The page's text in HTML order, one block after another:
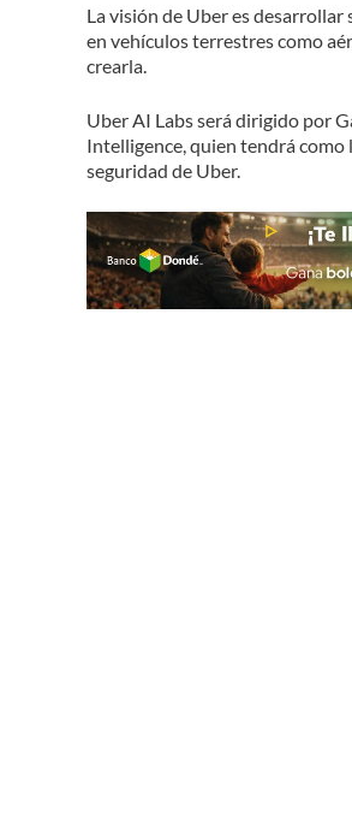
La visión de Uber es
en vehículos terrestres como
crearla.
Uber AI Labs será dirigido por
Intelligence, quien tendrá como
seguridad de Uber.